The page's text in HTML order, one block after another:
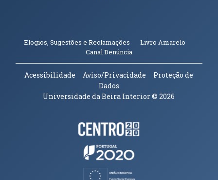
Elogios, Sugestões e Reclamações Livro Amarelo
Canal Denúncia(abre em nova janela)
Acessibilidade Aviso/Privacidade
Proteção de
Dados
Universidade da Beira Interior© 2026
Parceiros e Financiadores